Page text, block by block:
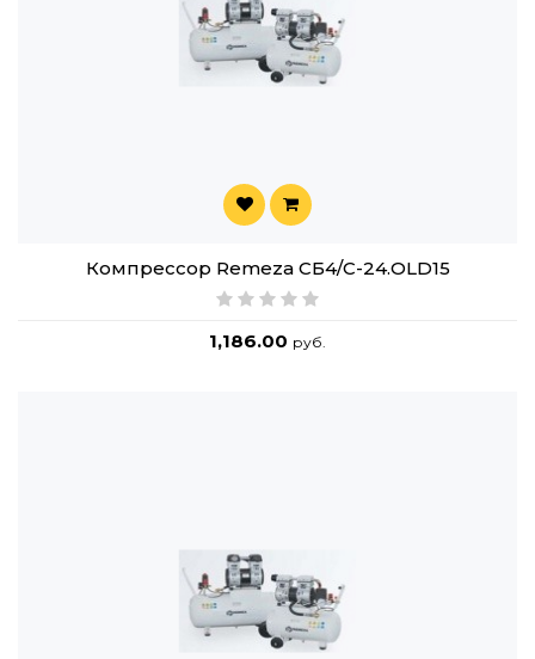
Компрессор Remeza СБ4/C-24.OLD15
1,186.00 руб.